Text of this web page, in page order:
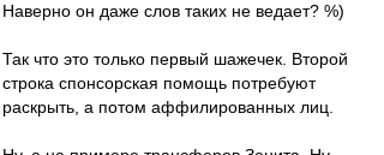
Наверно он даже слов таких не ведает? %)
Так что это только первый шажечек. Второй
строка спонсорская помощь потребуют
раскрыть, а потом аффилированных лиц.